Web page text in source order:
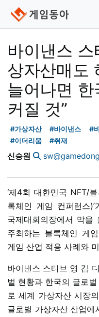
바이낸스 스
상자산매도
늘어나면 한
커질 것”
#가상자산 #바이낸스 #
#이더리움
#취재
신승원
‘제4회 대한민국 NFT/
록체인 게임 컨퍼런스
국제대회의장에서 막을
주최하는 블록체인 게
게임 산업 적용 사례와
바이낸스 스티브 영 김
벌 현황과 한국의 글로
로 세계 가상자산 시장
글로벌 가상자산 산업